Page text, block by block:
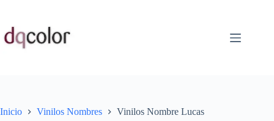
contenido
Inicio Vinilos Nombres Vinilos Nombre Lucas